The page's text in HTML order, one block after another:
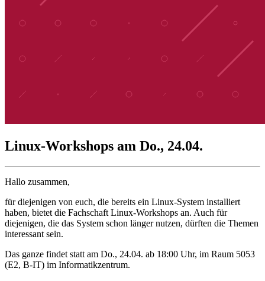
Linux-Workshops am Do., 24.04.
Hallo zusammen,
für diejenigen von euch, die bereits ein Linux-System installiert
haben, bietet die Fachschaft Linux-Workshops an. Auch für
diejenigen, die das System schon länger nutzen, dürften die Themen
interessant sein.
Das ganze findet statt am Do., 24.04. ab 18:00 Uhr, im Raum 5053
(E2, B-IT) im Informatikzentrum.